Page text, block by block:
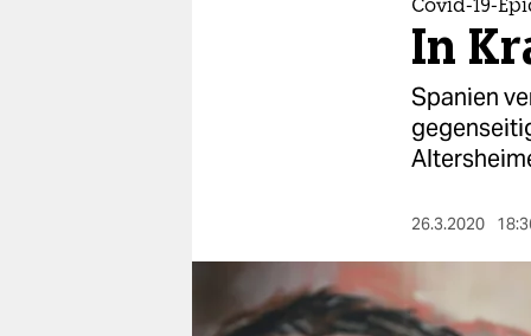
nord
Covid-19-
In
Spanien
26.3.2020